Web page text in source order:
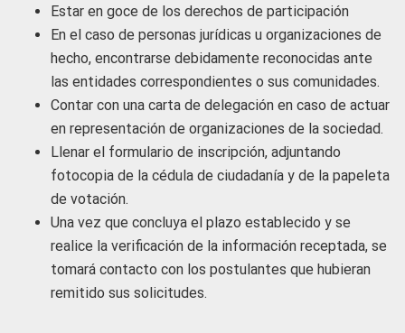
Estar en goce de los derechos de participación
En el caso de personas jurídicas u organizaciones de
hecho, encontrarse debidamente reconocidas ante
las entidades correspondientes o sus comunidades.
Contar con una carta de delegación en caso de actuar
en representación de organizaciones de la sociedad.
Llenar el formulario de inscripción, adjuntando
fotocopia de la cédula de ciudadanía y de la papeleta
de votación.
Una vez que concluya el plazo establecido y se
realice la verificación de la información receptada, se
tomará contacto con los postulantes que hubieran
remitido sus solicitudes.